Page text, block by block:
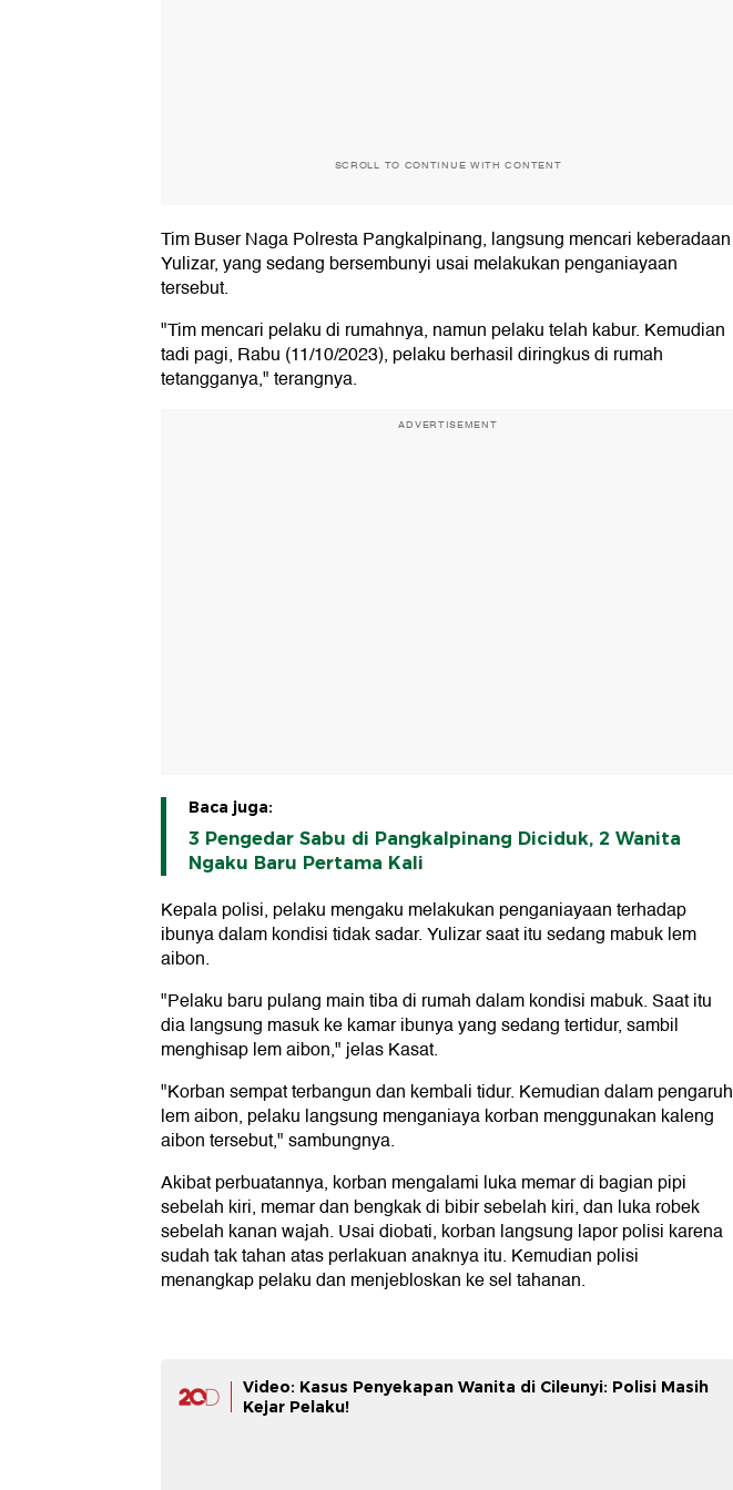
SCROLL TO CONTINUE WITH CONTENT
Tim Buser Naga Polresta Pangkalpinang, langsung mencari keberadaan
Yulizar, yang sedang bersembunyi usai melakukan penganiayaan
tersebut.
"Tim mencari pelaku di rumahnya, namun pelaku telah kabur. Kemudian
tadi pagi, Rabu (11/10/2023), pelaku berhasil diringkus di rumah
tetangganya," terangnya.
ADVERTISEMENT
Baca juga:
3 Pengedar Sabu di Pangkalpinang Diciduk, 2 Wanita
Ngaku Baru Pertama Kali
Kepala polisi, pelaku mengaku melakukan penganiayaan terhadap
ibunya dalam kondisi tidak sadar. Yulizar saat itu sedang mabuk lem
aibon.
"Pelaku baru pulang main tiba di rumah dalam kondisi mabuk. Saat itu
dia langsung masuk ke kamar ibunya yang sedang tertidur, sambil
menghisap lem aibon," jelas Kasat.
"Korban sempat terbangun dan kembali tidur. Kemudian dalam pengaruh
lem aibon, pelaku langsung menganiaya korban menggunakan kaleng
aibon tersebut," sambungnya.
Akibat perbuatannya, korban mengalami luka memar di bagian pipi
sebelah kiri, memar dan bengkak di bibir sebelah kiri, dan luka robek
sebelah kanan wajah. Usai diobati, korban langsung lapor polisi karena
sudah tak tahan atas perlakuan anaknya itu. Kemudian polisi
menangkap pelaku dan menjebloskan ke sel tahanan.
Video: Kasus Penyekapan Wanita di Cileunyi: Polisi Masih
Kejar Pelaku!